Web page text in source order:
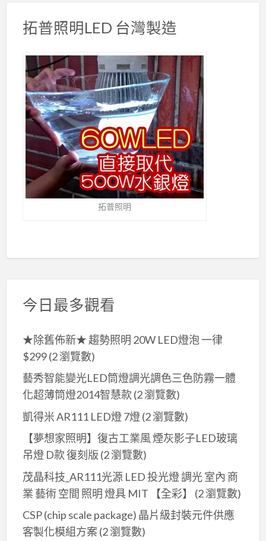
拓普照明LED 台灣製造
拓普照明
今日最多觀看
★除舊佈新★ 趨勢照明 20W LED燈泡 一律
$299(2 瀏覽數)
藝秀智能變光LED筒燈調光調色三色防霧一體
化超薄筒燈2014智慧款 (2 瀏覽數)
凱得米 AR111 LED燈 7燈(2 瀏覽數)
【夢想家照明】復古工業風 煙灰影子LED玻璃
吊燈 D款 復刻版 (2 瀏覽數)
茂晶科技_AR111光源 LED 投光燈 調光 室內 商
業 藝術 空間 照明 燈具 MIT 【全彩】
(2 瀏覽數)
CSP (chip scale package) 晶片級封裝元件供應
客製化模組方案 (2 瀏覽數)